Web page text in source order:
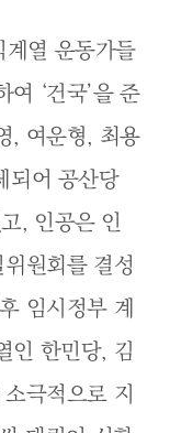
계열 운동가들
여 ‘건국’을 준
, 여운형, 최용
되어 공산당
, 인공은 인
원회를 결성
임시정부 계
인 한민당, 김
극적으로 지